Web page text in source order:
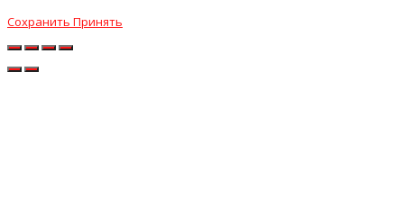
Сохранить Принять